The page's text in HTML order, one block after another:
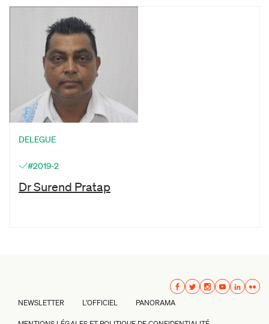
DELEGUE
#2019-2
Dr Surend Pratap
NEWSLETTER L’OFFICIEL PANORAMA